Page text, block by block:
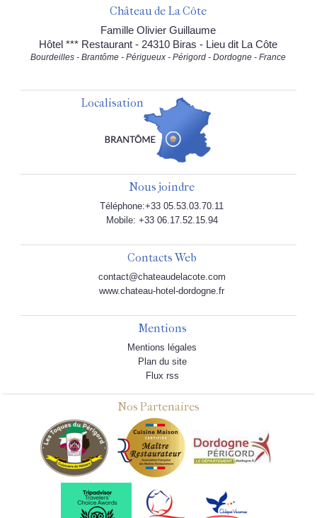
Château de La Côte
Famille Olivier Guillaume
Hôtel *** Restaurant - 24310 Biras - Lieu dit La Côte
Bourdeilles - Brantôme - Périgueux - Périgord - Dordogne - France
Localisation
Nous joindre
Téléphone:+33 05.53.03.70.11
Mobile: +33 06.17.52.15.94
Contacts Web
contact@chateaudelacote.com
www.chateau-hotel-dordogne.fr
Mentions
Mentions légales
Plan du site
Flux rss
Nos Partenaires